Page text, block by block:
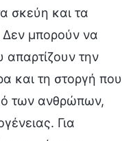
σκεύη και τα
Δεν μπορούν να
απαρτίζουν την
και τη στοργή που
των ανθρώπων,
Για